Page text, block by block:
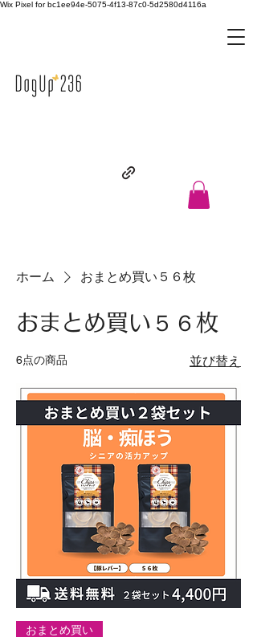
Wix Pixel for bc1ee94e-5075-4f13-87c0-5d2580d4116a
ホーム おまとめ買い５６枚
おまとめ買い５６枚
6点の商品 並び替え
おまとめ買い